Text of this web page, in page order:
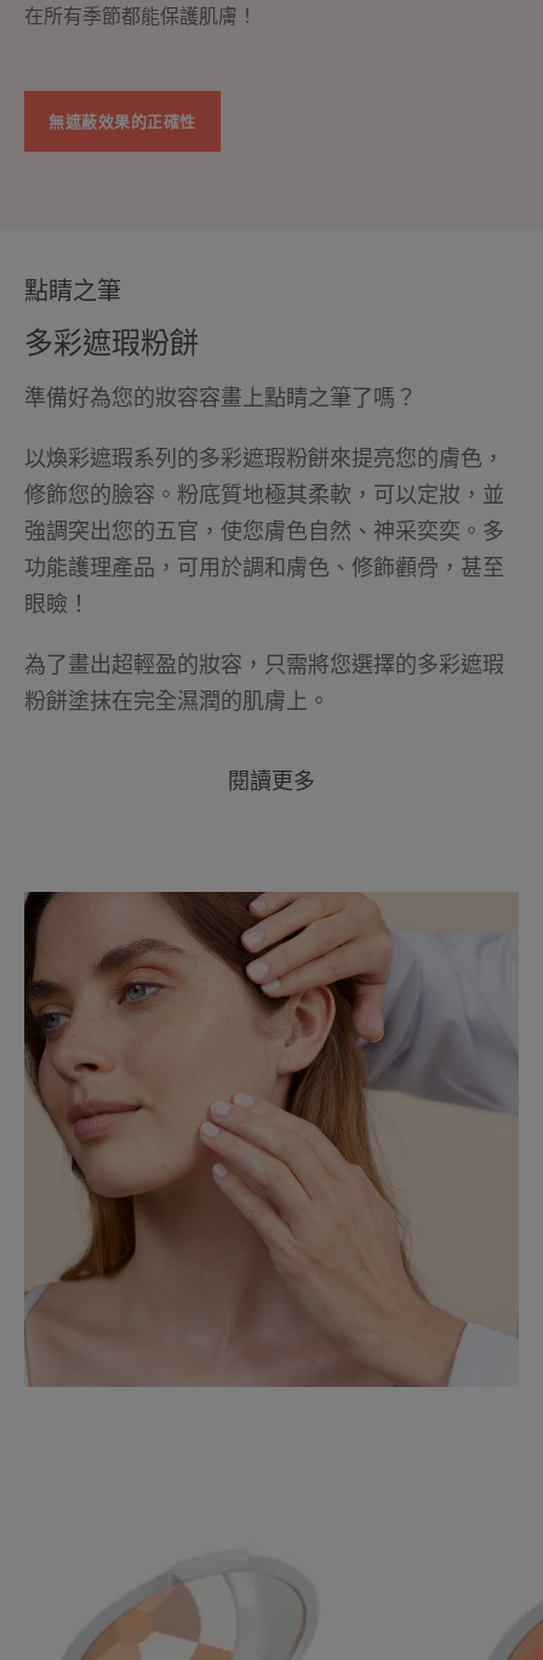
在所有季節都能保護肌膚！
無遮蔽效果的正確性
點睛之筆
多彩遮瑕粉餅
準備好為您的妝容容畫上點睛之筆了嗎？
以煥彩遮瑕系列的多彩遮瑕粉餅來提亮您的膚色，
修飾您的臉容。粉底質地極其柔軟，可以定妝，並
強調突出您的五官，使您膚色自然、神采奕奕。多
功能護理產品，可用於調和膚色、修飾顴骨，甚至
眼瞼！
為了畫出超輕盈的妝容，只需將您選擇的多彩遮瑕
粉餅塗抹在完全濕潤的肌膚上。
閱讀更多